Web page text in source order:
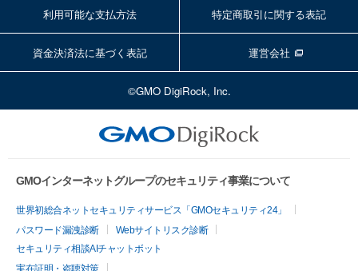
利用可能な支払方法 特定商取引に関する表記
資金決済法に基づく表記 運営会社
©GMO DigiRock, Inc.
GMOインターネットグループのセキュリティ事業について
世界初総合ネットセキュリティサービス「GMOセキュリティ24」
パスワード漏洩診断
Webサイトリスク診断
セキュリティ相談AIチャットボット
実在証明・盗聴対策